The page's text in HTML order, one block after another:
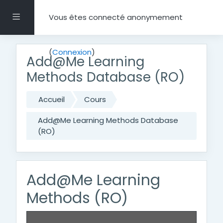
Panneau latéralVous êtes connecté anonymement
(Connexion)
Add@Me Learning
Methods Database (RO)
Accueil
Cours
Add@Me Learning Methods Database
(RO)
Add@Me Learning
Methods (RO)